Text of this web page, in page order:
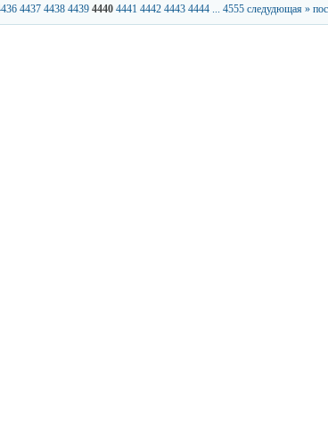
4437 4438 4439 4440 4441 4442 4443 4444 ... 4555 следудющая »